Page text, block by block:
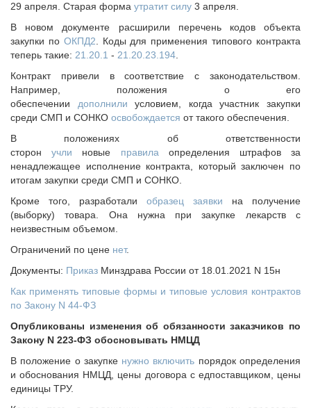
ЮРИДИЧЕСКИЙ СОВЕТ
Новости юридического совета
29 апреля. Старая форма утратит силу 3 апреля.
В новом документе расширили перечень кодов объекта
закупки по ОКПД2 . Коды для применения типового контракта
теперь такие: 21.20.1 - 21.20.23.194
Контракт привели в соответствие с законодательством.
Например, положения о его
обеспечении дополнили условием, когда участник закупки
среди СМП и СОНКО освобождается от такого обеспечения.
В положениях об ответственности
сторонучли новые правила определения штрафов за
ненадлежащее исполнение контракта, который заключен по
итогам закупки среди СМП и СОНКО.
Кроме того, разработали образец заявки на получение
(выборку) товара. Она нужна при закупке лекарств с
неизвестным объемом.
Ограничений по цене нет.
Документы: Приказ Минздрава России от 18.01.2021 N 15н
Как применять типовые формы и типовые условия контрактов
по Закону N 44-ФЗ
Опубликованы изменения об обязанности заказчиков по
Закону N 223-ФЗ обосновывать НМЦД
В положение о закупке нужно включить порядок определения
и обоснования НМЦД, цены договора с едпоставщиком, цены
единицы ТРУ.